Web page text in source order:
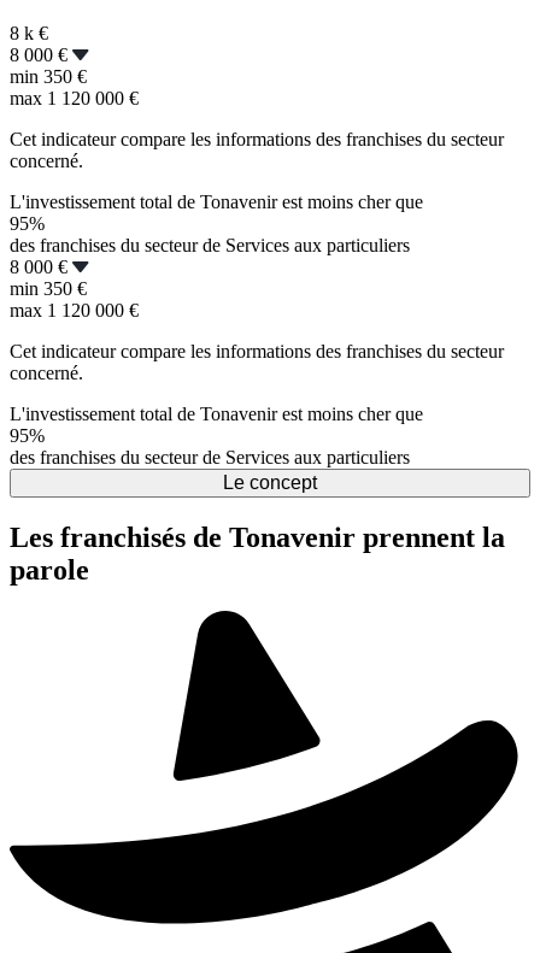
8 k €
8 000 €
min 350 €
max 1 120 000 €
Cet indicateur compare les informations des franchises du secteur
concerné.
L'investissement total de Tonavenir est moins cher que
95%
des franchises du secteur de Services aux particuliers
8 000 €
min 350 €
max 1 120 000 €
Cet indicateur compare les informations des franchises du secteur
concerné.
L'investissement total de Tonavenir est moins cher que
95%
des franchises du secteur de Services aux particuliers
Le concept
Les franchisés de Tonavenir prennent la
parole